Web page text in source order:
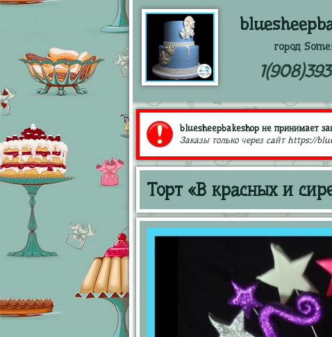
город
bluesheepbakeshop не принимает
Заказы только через сайт https://
Торт «В красных и